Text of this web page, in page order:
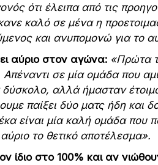
ότι έλειπα από τις
καλό σε μένα η
και ανυπομονώ για το
αύριο στον αγώνα: «Πρώτα
Απέναντι σε μία ομάδα που
αλλά ήμασταν
παίξει δύο ματς ήδη και
είναι μία καλή ομάδα που
το θετικό αποτέλεσμα».
ίδιο στο 100% και αν